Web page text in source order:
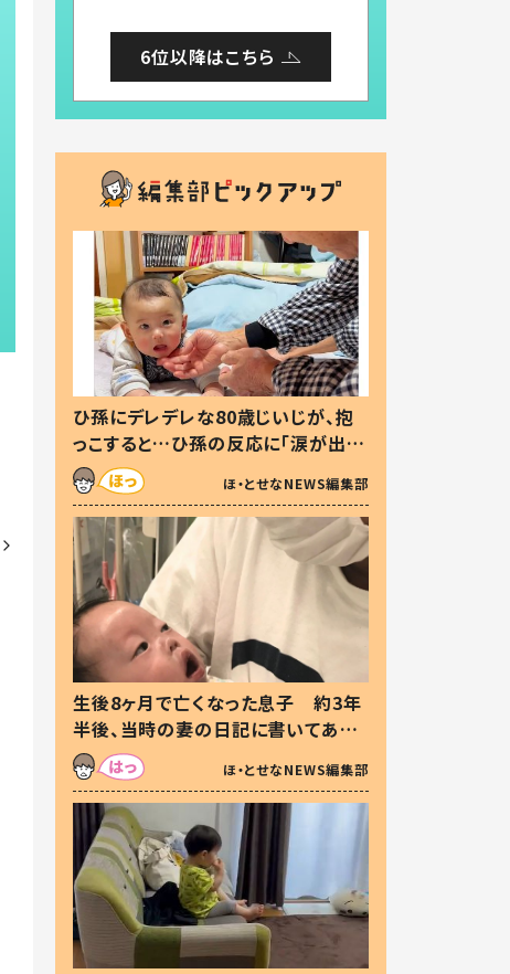
6位以降はこちら
ひ孫にデレデレな80歳じいじが、抱
っこすると…ひ孫の反応に「涙が出ま
した」「可愛くて仕方ない」
ほ・とせなNEWS編集部
生後8ヶ月で亡くなった息子 約3年
半後、当時の妻の日記に書いてあっ
た本音とは
ほ・とせなNEWS編集部